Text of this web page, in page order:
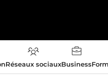
Réseaux sociauxBusiness